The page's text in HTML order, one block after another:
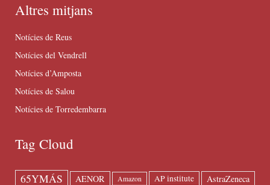
Altres mitjans
Notícies de Reus
Notícies del Vendrell
Notícies d’Amposta
Notícies de Salou
Notícies de Torredembarra
Tag Cloud
65YMÁS AENOR Amazon AP institute AstraZeneca